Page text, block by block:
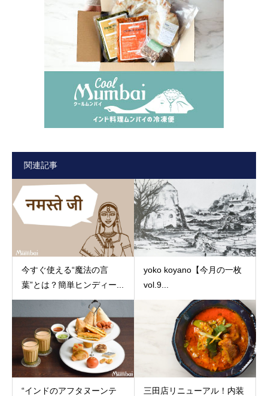
関連記事
今すぐ使える“魔法の言
葉”とは？簡単ヒンディー...
yoko koyano【今月の一枚
vol.9...
“インドのアフタヌーンテ
三田店リニューアル！内装